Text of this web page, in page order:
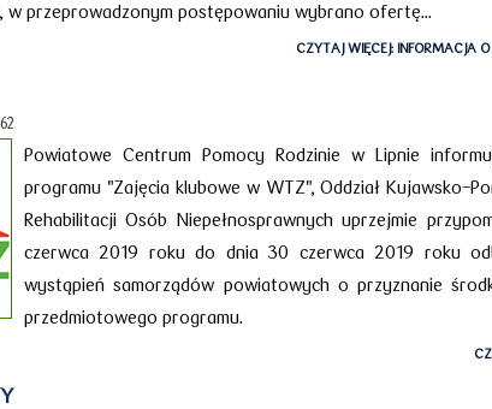
w przeprowadzonym postępowaniu wybrano ofertę...
CZYTAJ WIĘCEJ: INFORMACJA
Powiatowe Centrum Pomocy Rodzinie w Lipnie
programu "Zajęcia klubowe w WTZ", Oddział Kujawsko-
Rehabilitacji Osób Niepełnosprawnych uprzejmie
czerwca 2019 roku do dnia 30 czerwca 2019 roku
wystąpień samorządów powiatowych o przyznanie
przedmiotowego programu.